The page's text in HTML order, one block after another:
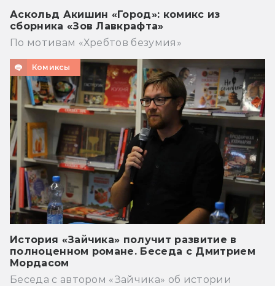
Аскольд Акишин «Город»: комикс из
сборника «Зов Лавкрафта»
По мотивам «Хребтов безумия»
Комиксы
История «Зайчика» получит развитие в
полноценном романе. Беседа с Дмитрием
Мордасом
Беседа с автором «Зайчика» об истории